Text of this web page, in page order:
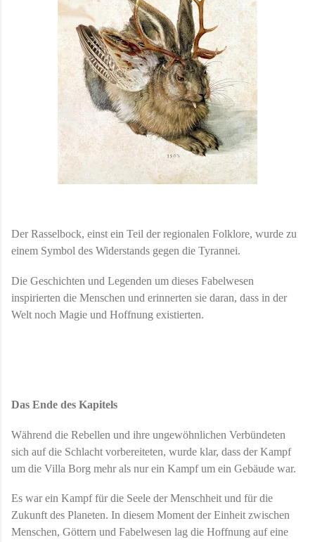
Der Rasselbock, einst ein Teil der regionalen Folklore, wurde zu
einem Symbol des Widerstands gegen die Tyrannei.
Die Geschichten und Legenden um dieses Fabelwesen
inspirierten die Menschen und erinnerten sie daran, dass in der
Welt noch Magie und Hoffnung existierten.
Das Ende des Kapitels
Während die Rebellen und ihre ungewöhnlichen Verbündeten
sich auf die Schlacht vorbereiteten, wurde klar, dass der Kampf
um die Villa Borg mehr als nur ein Kampf um ein Gebäude war.
Es war ein Kampf für die Seele der Menschheit und für die
Zukunft des Planeten. In diesem Moment der Einheit zwischen
Menschen, Göttern und Fabelwesen lag die Hoffnung auf eine